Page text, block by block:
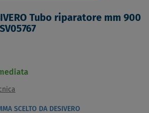
Tubo riparatore mm 900
SCELTO DA DESIVERO